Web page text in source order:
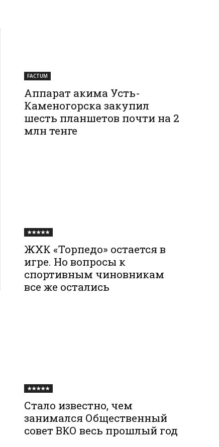
FACTUM
Аппарат акима Усть-
Каменогорска закупил
шесть планшетов почти на 2
млн тенге
★★★★★
ЖХК «Торпедо» остается в
игре. Но вопросы к
спортивным чиновникам
все же остались
★★★★★
Стало известно, чем
занимался Общественный
совет ВКО весь прошлый год